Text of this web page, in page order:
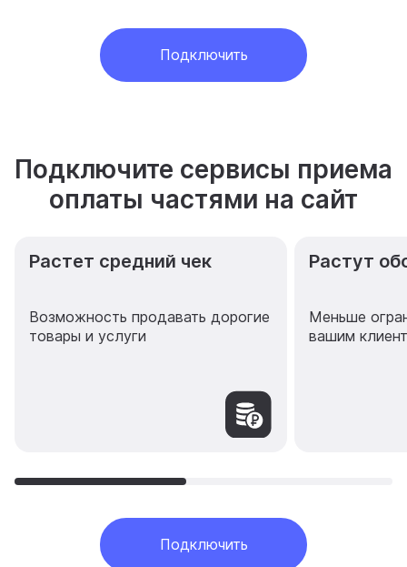
Подключить
Подключите сервисы приема
оплаты частями на сайт
Растет средний чек
Возможность продавать дорогие
товары и услуги
Растут
Меньше
вашим
Подключить